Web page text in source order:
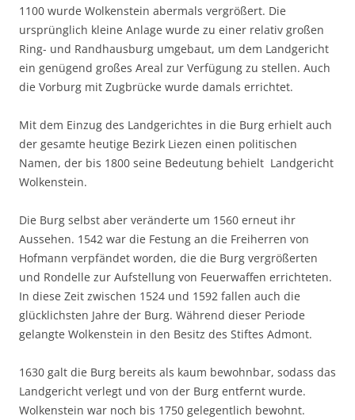
1100 wurde Wolkenstein abermals vergrößert. Die
ursprünglich kleine Anlage wurde zu einer relativ großen
Ring- und Randhausburg umgebaut, um dem Landgericht
ein genügend großes Areal zur Verfügung zu stellen. Auch
die Vorburg mit Zugbrücke wurde damals errichtet.
Mit dem Einzug des Landgerichtes in die Burg erhielt auch
der gesamte heutige Bezirk Liezen einen politischen
Namen, der bis 1800 seine Bedeutung behielt  Landgericht
Wolkenstein.
Die Burg selbst aber veränderte um 1560 erneut ihr
Aussehen. 1542 war die Festung an die Freiherren von
Hofmann verpfändet worden, die die Burg vergrößerten
und Rondelle zur Aufstellung von Feuerwaffen errichteten.
In diese Zeit zwischen 1524 und 1592 fallen auch die
glücklichsten Jahre der Burg. Während dieser Periode
gelangte Wolkenstein in den Besitz des Stiftes Admont.
1630 galt die Burg bereits als kaum bewohnbar, sodass das
Landgericht verlegt und von der Burg entfernt wurde.
Wolkenstein war noch bis 1750 gelegentlich bewohnt.